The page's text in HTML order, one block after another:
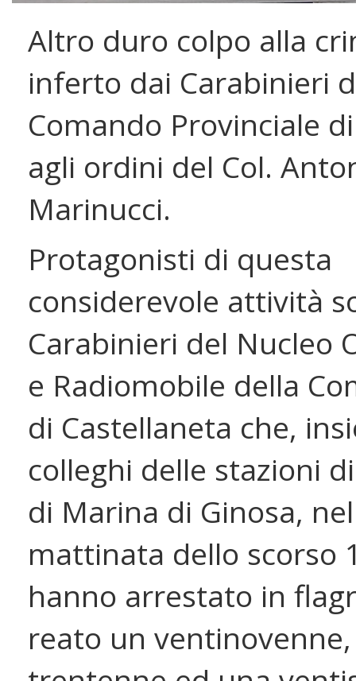
Altro duro colpo alla
inferto dai Carabinieri
Comando Provinciale
agli ordini del Col.
Marinucci.
Protagonisti di questa
considerevole attività
Carabinieri del Nucleo
e Radiomobile della
di Castellaneta che,
colleghi delle stazioni
di Marina di Ginosa,
mattinata dello scorso
hanno arrestato in
reato un